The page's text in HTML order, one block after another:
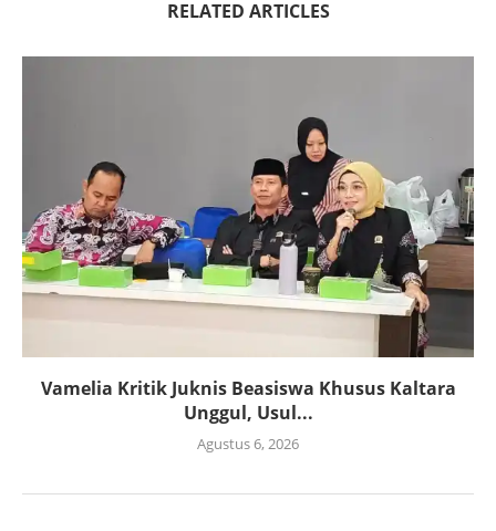
RELATED ARTICLES
Vamelia Kritik Juknis Beasiswa Khusus Kaltara
Unggul, Usul...
Agustus 6, 2026